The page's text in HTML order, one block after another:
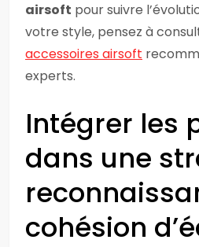
airsoft pour suivre
votre style, pensez à
accessoires airsoft
experts.
Intégrer les
dans une
cohésion